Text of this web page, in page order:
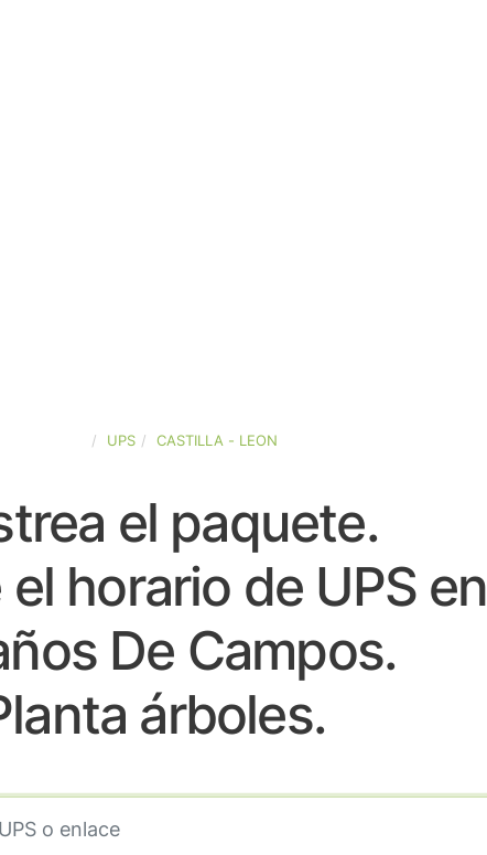
UPS CASTILLA - LEON
el paquete.
horario de UPS en
De Campos.
árboles.